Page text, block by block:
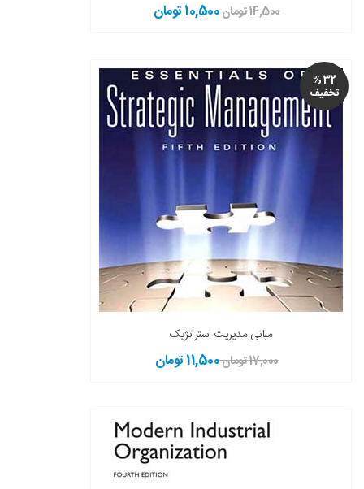
14,500 تومان
10,500 تومان
مبانی مدیریت استراتژیک
17,000 تومان
11,500 تومان
32 %
تخفیف